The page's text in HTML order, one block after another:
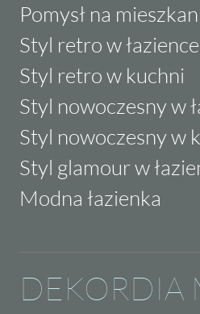
Pomysł na
Styl retro w łazience
Styl retro w kuchni
Styl nowoczesny w
Styl nowoczesny w
Styl glamour w
Modna łazienka
DEKORDIA